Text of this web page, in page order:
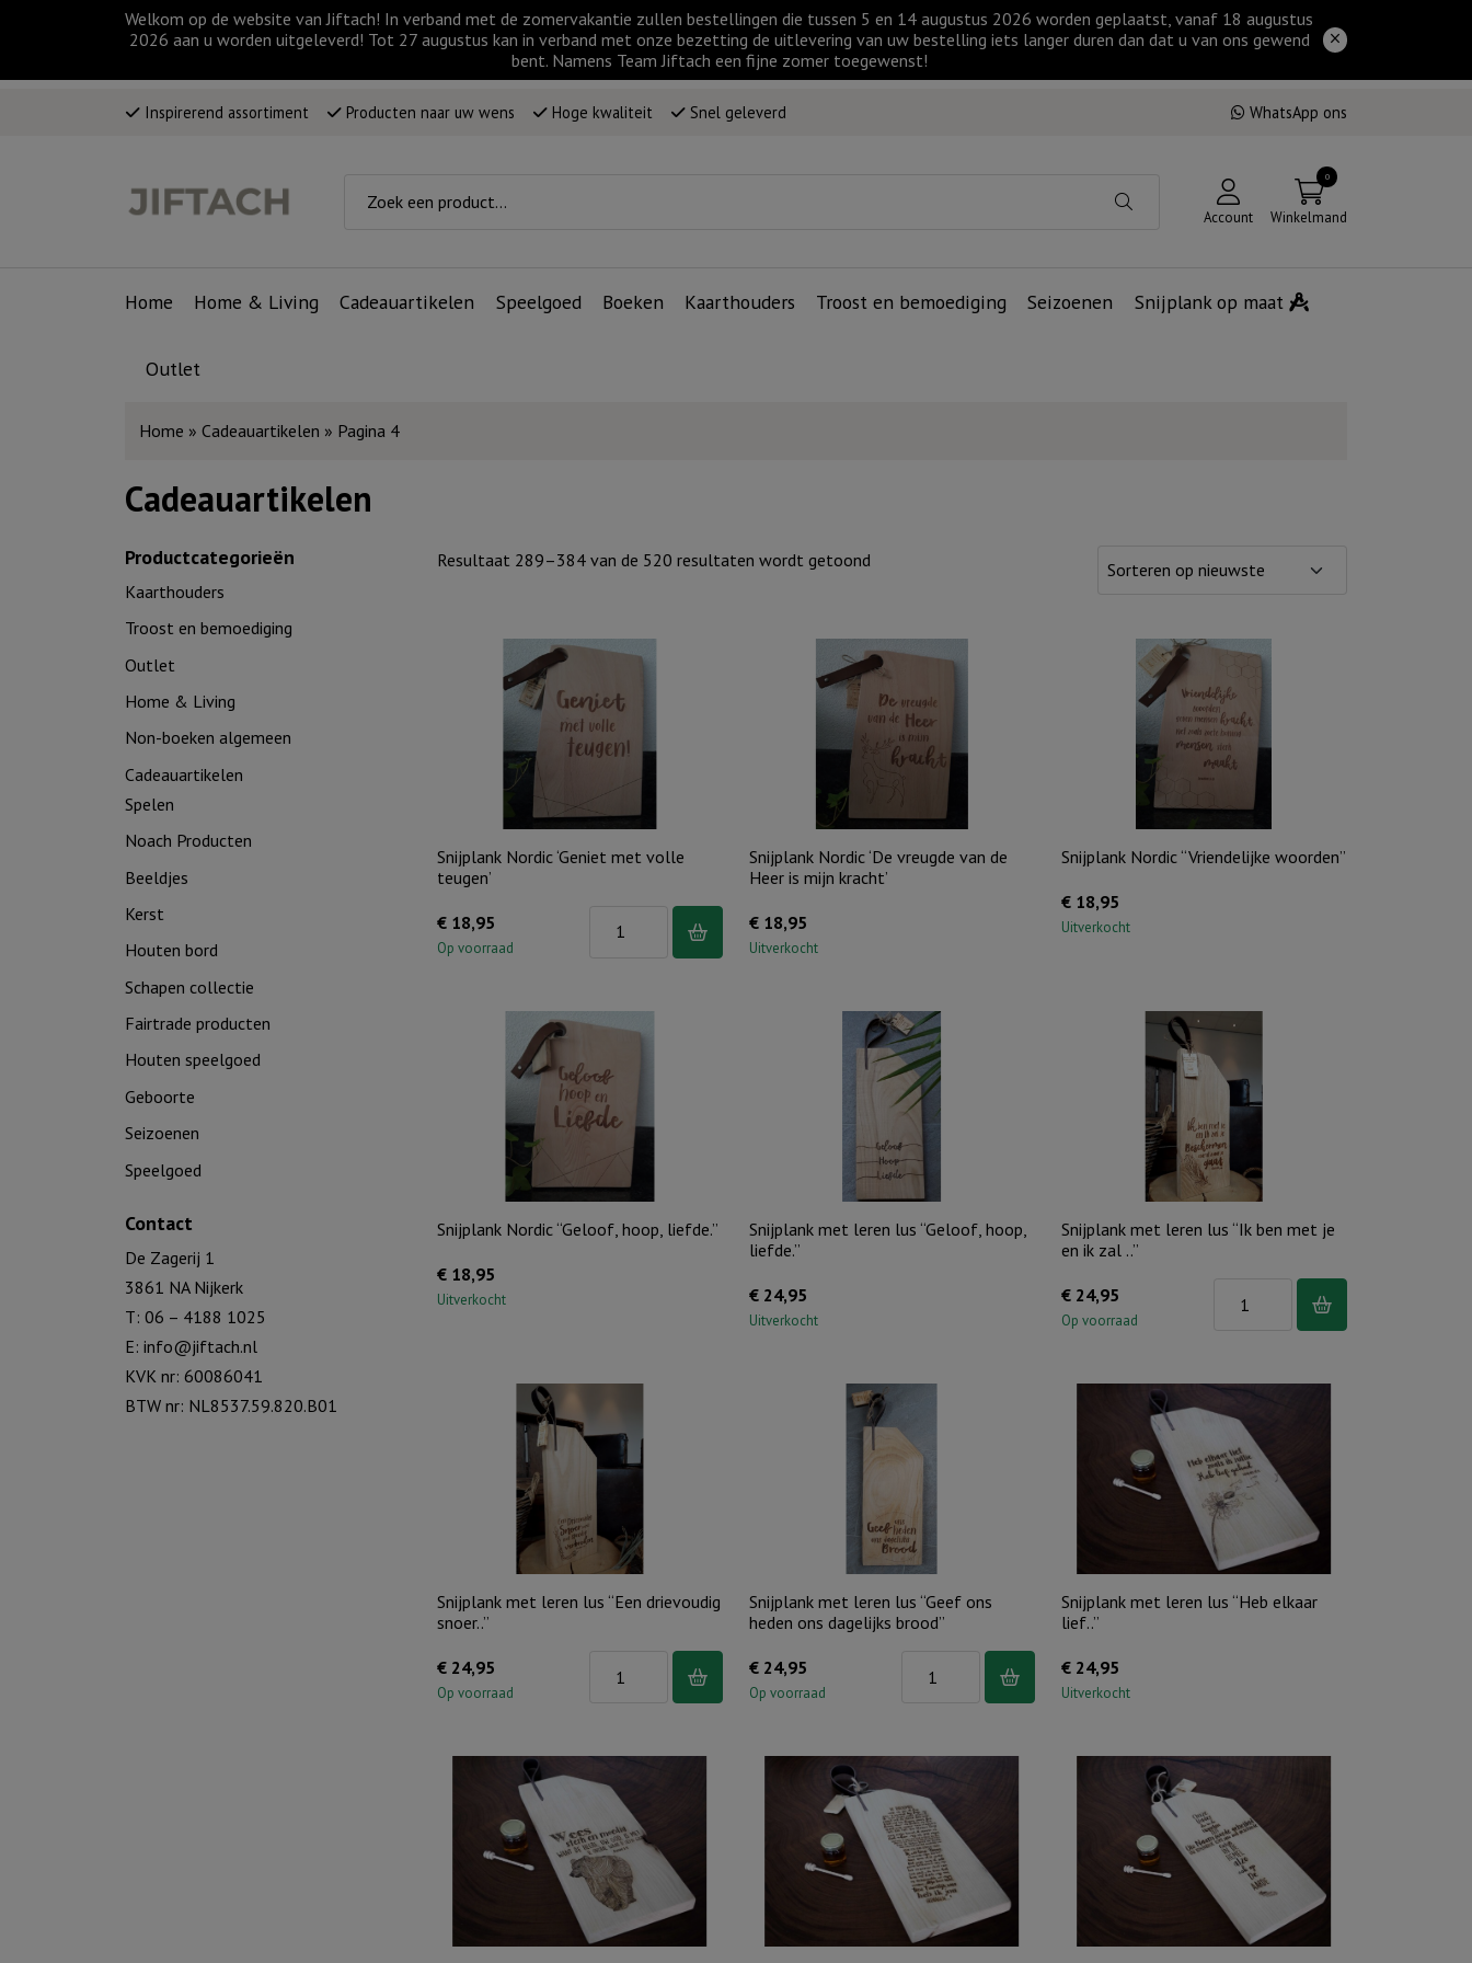
Welkom op de website van Jiftach! In verband met de zomervakantie zullen bestellingen die tussen 5 en 14 augustus 2026 worden geplaatst, vanaf 18 augustus
2026 aan u worden uitgeleverd! Tot 27 augustus kan in verband met onze bezetting de uitlevering van uw bestelling iets langer duren dan dat u van ons gewend
bent. Namens Team Jiftach een fijne zomer toegewenst!
Inspirerend assortiment Producten naar uw wens Hoge kwaliteit Snel geleverd WhatsApp ons
Account
0
Winkelmand
Home Home & Living Cadeauartikelen Speelgoed Boeken Kaarthouders Troost en bemoediging Seizoenen Snijplank op maat
Outlet
Home » Cadeauartikelen » Pagina 4
Cadeauartikelen
Productcategorieën
Kaarthouders
Troost en bemoediging
Outlet
Home & Living
Non-boeken algemeen
Cadeauartikelen
Spelen
Noach Producten
Beeldjes
Kerst
Houten bord
Schapen collectie
Fairtrade producten
Houten speelgoed
Geboorte
Seizoenen
Speelgoed
Contact
De Zagerij 1
3861 NA Nijkerk
T: 06 – 4188 1025
E: info@jiftach.nl
KVK nr: 60086041
BTW nr: NL8537.59.820.B01
Resultaat 289–384 van de 520 resultaten wordt getoond
Snijplank Nordic ‘Geniet met volle
teugen’
€ 18,95
Op voorraad
met
volle
teugen'
aantal
Snijplank Nordic ‘De vreugde van de
Heer is mijn kracht’
€18,95
Uitverkocht
Snijplank Nordic “Vriendelijke woorden”
€18,95
Uitverkocht
Snijplank Nordic “Geloof, hoop, liefde.”
€ 18,95
Uitverkocht
Snijplank met leren lus “Geloof, hoop,
liefde.”
€24,95
Uitverkocht
Snijplank met leren lus “Ik ben met je
en ik zal ..”
€24,95
Op voorraad
lus
"Ik
met
je
en
ik
Snijplank met leren lus “Een drievoudig
snoer..”
€ 24,95
Op voorraad
lus
"Een
drievoudig
snoer.."
aantal
Snijplank met leren lus “Geef ons
heden ons dagelijks brood”
€24,95
Op voorraad
lus
"Geef
ons
heden
ons
dagelijks
brood"
Snijplank met leren lus “Heb elkaar
lief..”
€24,95
Uitverkocht